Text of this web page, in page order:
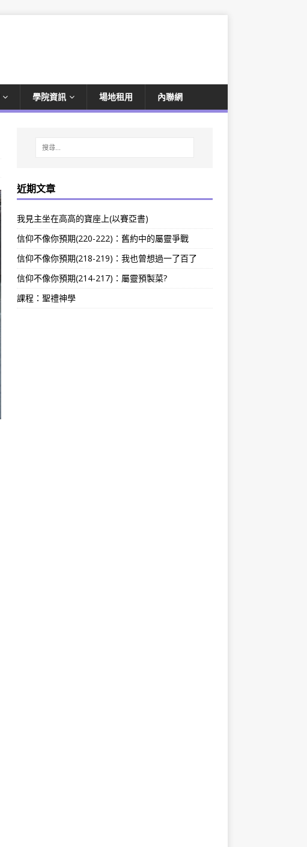
學院資訊 場地租用 內聯網
近期文章
我見主坐在高高的寶座上(以賽亞書)
信仰不像你預期(220-222)：舊約中的屬靈爭戰
信仰不像你預期(218-219)：我也曾想過一了百了
信仰不像你預期(214-217)：屬靈預製菜?
課程：聖禮神學